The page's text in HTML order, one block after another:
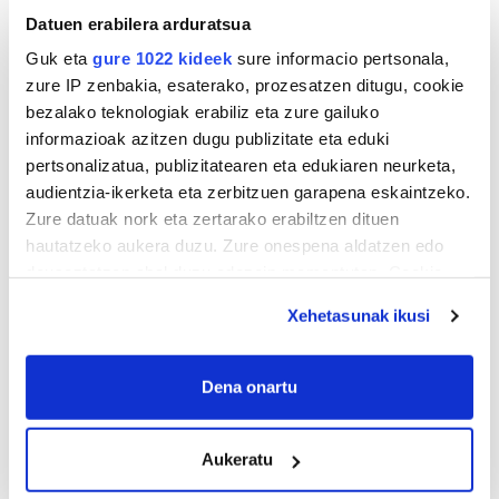
Datuen erabilera arduratsua
Guk eta gure 1022 kideek sure informacio pertsonala,
zure IP zenbakia, esaterako, prozesatzen ditugu, cookie
bezalako teknologiak erabiliz eta zure gailuko
informazioak azitzen dugu publizitate eta eduki
pertsonalizatua, publizitatearen eta edukiaren neurketa,
audientzia-ikerketa eta zerbitzuen garapena eskaintzeko.
Zure datuak nork eta zertarako erabiltzen dituen
hautatzeko aukera duzu. Zure onespena aldatzen edo
If you allow, we would also like to:
Collect information about your geographical
Identify your device by actively scanning it for
specific characteristics (fingerprinting)
Xehetasunak ikusi
Dena onartu
Aukeratu
egingo diot ba».